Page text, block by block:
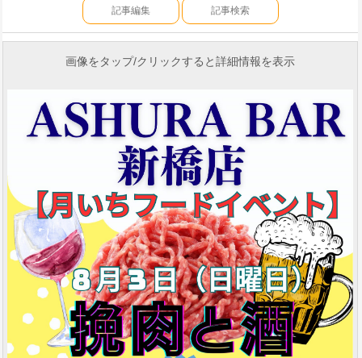
記事編集 記事検索
画像をタップ/クリックすると詳細情報を表示